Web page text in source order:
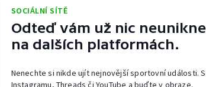
SOCIÁLNÍ SÍTĚ
Odteď vám už nic
na dalších platformách.
Nenechte si nikde ujít nejnovější sportovní události.
Instagramu, Threads či YouTube a buďte v obraze.